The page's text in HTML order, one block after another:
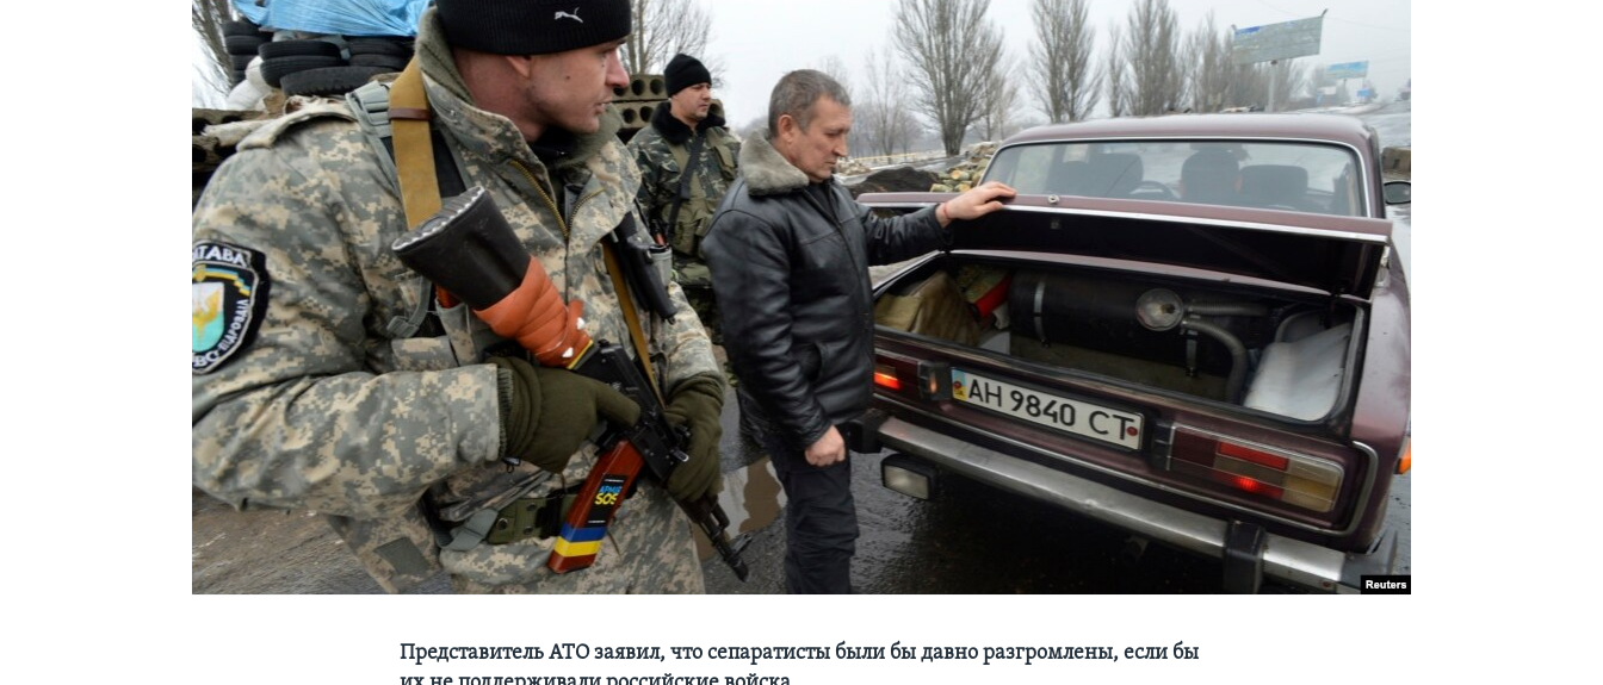
Представитель АТО заявил, что сепаратисты были бы давно разгромлены, если бы